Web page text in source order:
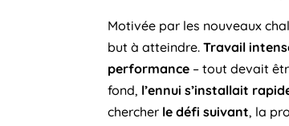
Motivée par les nouveaux
but à atteindre.Travail
performance – tout devait
fond, l’ennui s’installait
chercher le défi suivant, la